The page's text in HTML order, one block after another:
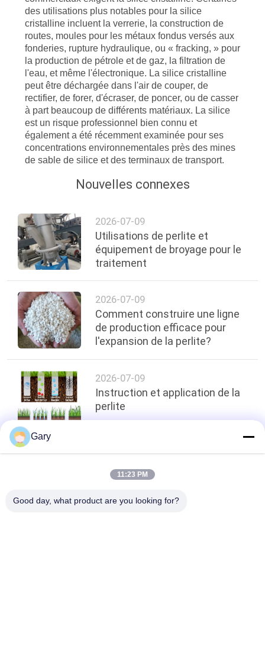
des utilisations plus notables pour la silice
cristalline incluent la verrerie, la construction de
routes, moules pour les métaux fondus versés aux
fonderies, rupture hydraulique, ou « fracking, » pour
la production de pétrole et de gaz, la filtration de
l'eau, et même l'électronique. La silice cristalline
peut être déchargée dans l'air de couper, de
rectifier, de forer, d'écraser, de poncer, ou de casser
à part beaucoup de différents matériaux. La silice
est un risque professionnel bien connu et
également a été récemment examinée pour ses
concentrations environnementales près des mines
de sable de silice et des terminaux de transport.
Nouvelles connexes
2026-07-09
Utilisations de perlite et
équipement de broyage pour le
traitement
2026-07-09
Comment construire une ligne
de production efficace pour
l'expansion de la perlite?
2026-07-09
Instruction et application de la
perlite
top
Gary
11:23 PM
Good day, what product are you looking for?